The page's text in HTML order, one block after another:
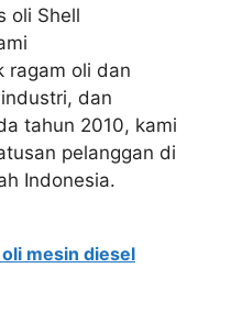
oli Shell
ragam oli dan
dan
tahun 2010, kami
pelanggan di
Indonesia.
mesin diesel